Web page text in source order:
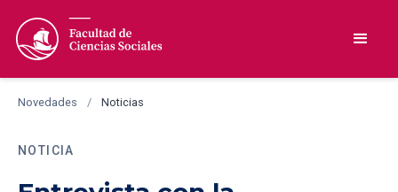
Novedades / Noticias
NOTICIA